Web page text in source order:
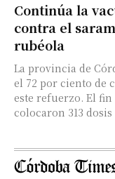
Continúa la
contra el
rubéola
La provincia de
el 72 por ciento de
este refuerzo. El fin
colocaron 313 dosis